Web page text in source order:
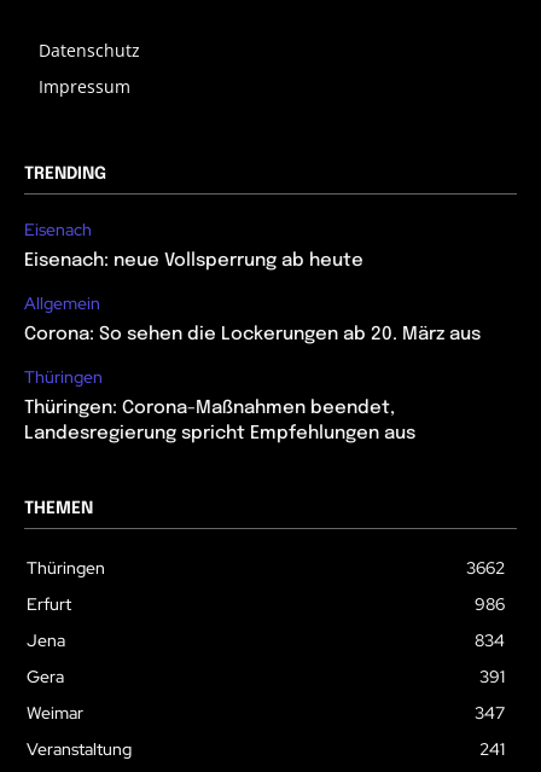
Datenschutz
Impressum
TRENDING
Eisenach
Eisenach: neue Vollsperrung ab heute
Allgemein
Corona: So sehen die Lockerungen ab 20. März aus
Thüringen
Thüringen: Corona-Maßnahmen beendet,
Landesregierung spricht Empfehlungen aus
THEMEN
Thüringen
3662
Erfurt
986
Jena
834
Gera
391
Weimar
347
Veranstaltung
241